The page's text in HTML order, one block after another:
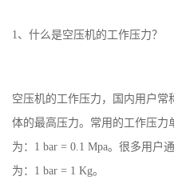
1、什么是空压机的工作压力？
空压机的工作压力，国内用户
体的最高压力。常用的工作压力
为：1 bar = 0.1 Mpa。很多用户
为：1 bar = 1 Kg。